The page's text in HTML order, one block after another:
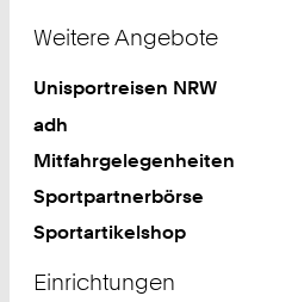
Weitere Angebote
Unisportreisen NRW
adh
Mitfahrgelegenheiten
Sportpartnerbörse
Sportartikelshop
Einrichtungen